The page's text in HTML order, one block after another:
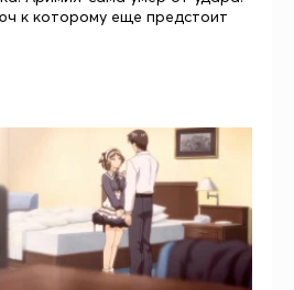
к которому еще предстоит